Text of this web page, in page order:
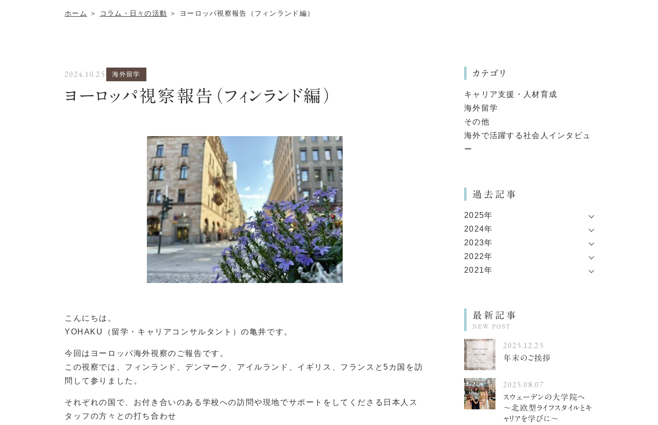
ホーム ＞ コラム・日々の活動 ＞ ヨーロッパ視察報告（フィンランド編）
2024.10.25 海外留学
ヨーロッパ視察報告（フィンランド編）
こんにちは。
YOHAKU（留学・キャリアコンサルタント）の亀井です。
今回はヨーロッパ海外視察のご報告です。
この視察では、フィンランド、デンマーク、アイルランド、イギリス、フランスと5カ国を訪
問して参りました。
それぞれの国で、お付き合いのある学校への訪問や現地でサポートをしてくださる日本人ス
タッフの方々との打ち合わせ
カテゴリ
キャリア支援・人材育成
海外留学
その他
海外で活躍する社会人インタビュ
ー
過去記事
2025年
2024年
2023年
2022年
2021年
最新記事
NEW POST
2025.12.25
年末のご挨拶
2025.08.07
スウェーデンの大学院へ
〜北欧型ライフスタイルとキ
ャリアを学びに〜